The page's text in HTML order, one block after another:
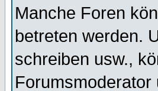
Manche Foren
betreten werden.
schreiben usw.,